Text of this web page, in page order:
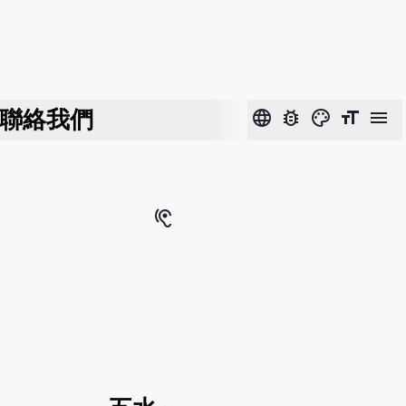
聯絡我們 language bug_report color_lens format_size menu
hearing